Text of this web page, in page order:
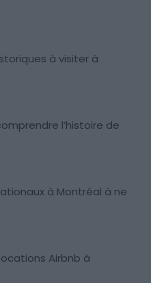
à visiter à
l’histoire de
à Montréal à ne
Airbnb à